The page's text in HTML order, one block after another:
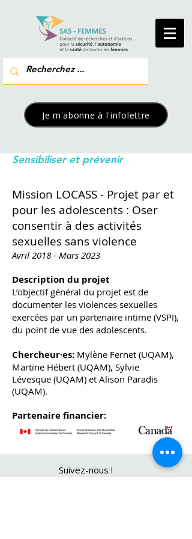
Je m'abonne à l'infolettre
Sensibiliser et prévenir
Mission LOCASS - Projet par et
pour les adolescents : Oser
consentir à des activités
sexuelles sans violence
Avril 2018 - Mars 2023
Description du projet
L’objectif général du projet est de
documenter les violences sexuelles
exercées par un partenaire intime (VSPI),
du point de vue des adolescents.
Chercheur·es: Mylène Fernet (UQAM),
Martine Hébert (UQAM), Sylvie
Lévesque (UQAM) et Alison Paradis
(UQAM).
Partenaire financier:
Suivez-nous !